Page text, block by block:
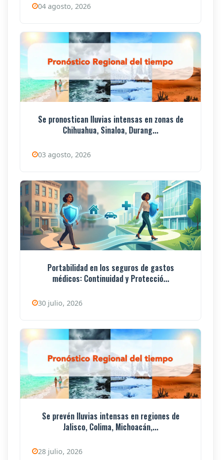
04 agosto, 2026
Se pronostican lluvias intensas en zonas de
Chihuahua, Sinaloa, Durang...
03 agosto, 2026
Portabilidad en los seguros de gastos
médicos: Continuidad y Protecció...
30 julio, 2026
Se prevén lluvias intensas en regiones de
Jalisco, Colima, Michoacán,...
28 julio, 2026